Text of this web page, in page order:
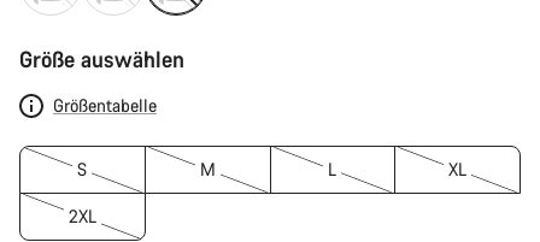
Größe auswählen
Größentabelle
S M L XL
2XL